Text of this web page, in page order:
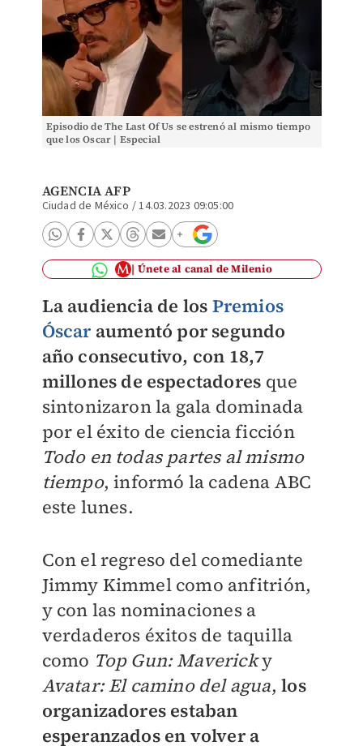
Episodio de The Last Of Us se estrenó al mismo tiempo
que los Oscar | Especial
AGENCIA AFP
Ciudad de México /14.03.2023 09:05:00
Únete al canal de Milenio
La audiencia de los Premios
Óscaraumentó por segundo
año consecutivo, con 18,7
millones de espectadores que
sintonizaron la gala dominada
por el éxito de ciencia ficción
Todo en todas partes al mismo
tiempo, informó la cadena ABC
este lunes.
Con el regreso del comediante
Jimmy Kimmel como anfitrión,
y con las nominaciones a
verdaderos éxitos de taquilla
como Top Gun: Mavericky
Avatar: El camino del agua,los
organizadores estaban
esperanzados en volver a